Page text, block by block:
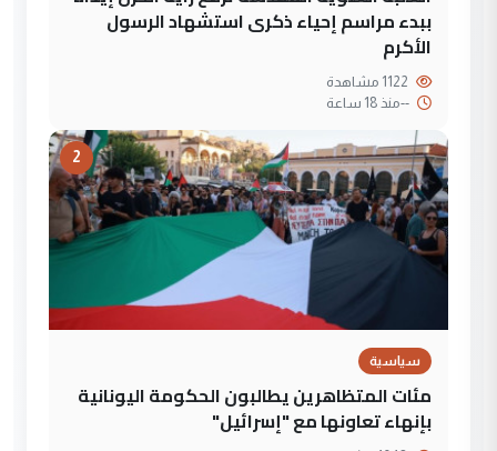
ببدء مراسم إحياء ذكرى استشهاد الرسول
الأكرم
--منذ 18 ساعة
2
سياسية
مئات المتظاهرين يطالبون الحكومة اليونانية
بإنهاء تعاونها مع "إسرائيل"